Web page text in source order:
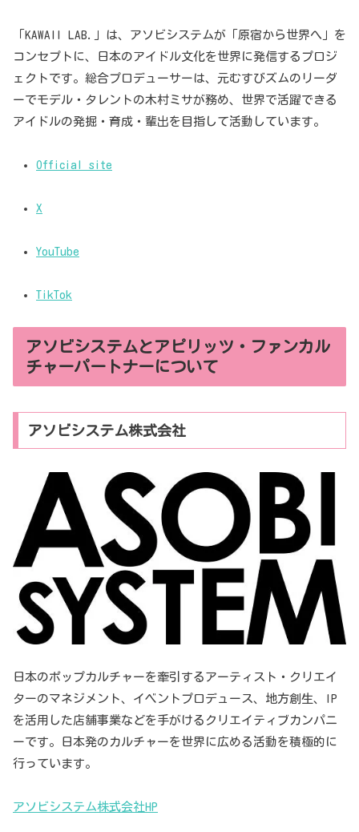
「KAWAII LAB.」は、アソビシステムが「原宿から世界へ」を
コンセプトに、日本のアイドル文化を世界に発信するプロジ
ェクトです。総合プロデューサーは、元むすびズムのリーダ
ーでモデル・タレントの木村ミサが務め、世界で活躍できる
アイドルの発掘・育成・輩出を目指して活動しています。
Official site
X
YouTube
TikTok
アソビシステムとアピリッツ・ファンカル
チャーパートナーについて
アソビシステム株式会社
日本のポップカルチャーを牽引するアーティスト・クリエイ
ターのマネジメント、イベントプロデュース、地方創生、IP
を活用した店舗事業などを手がけるクリエイティブカンパニ
ーです。日本発のカルチャーを世界に広める活動を積極的に
行っています。
アソビシステム株式会社HP